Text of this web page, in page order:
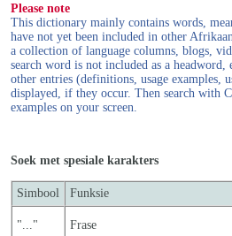
Please note
This dictionary mainly contains words,
have not yet been included in other
a collection of language columns, blogs,
search word is not included as a
other entries (definitions, usage examples,
displayed, if they occur. Then search with
examples on your screen.
Soek met spesiale karakters
Simbool Funksie
"..." Frase